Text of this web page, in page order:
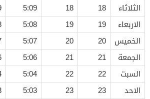
الثلاثاء
18
18
5:09
الاربعاء
19
19
5:08
الخميس
20
20
5:07
الجمعة
21
21
5:06
السبت
22
22
5:04
الاحد
23
23
5:03